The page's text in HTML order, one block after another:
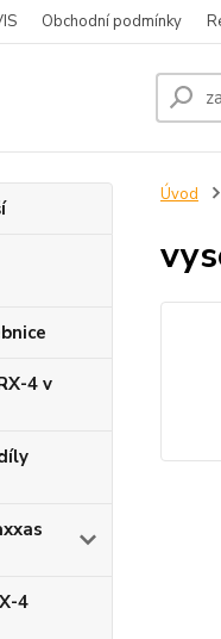
Obchodní podmínky
4 v
4
Úvod